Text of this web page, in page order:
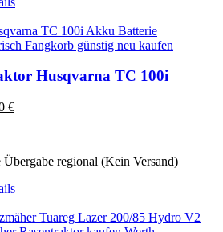
Husqvarna TC 100i
€
Übergabe regional (Kein Versand)